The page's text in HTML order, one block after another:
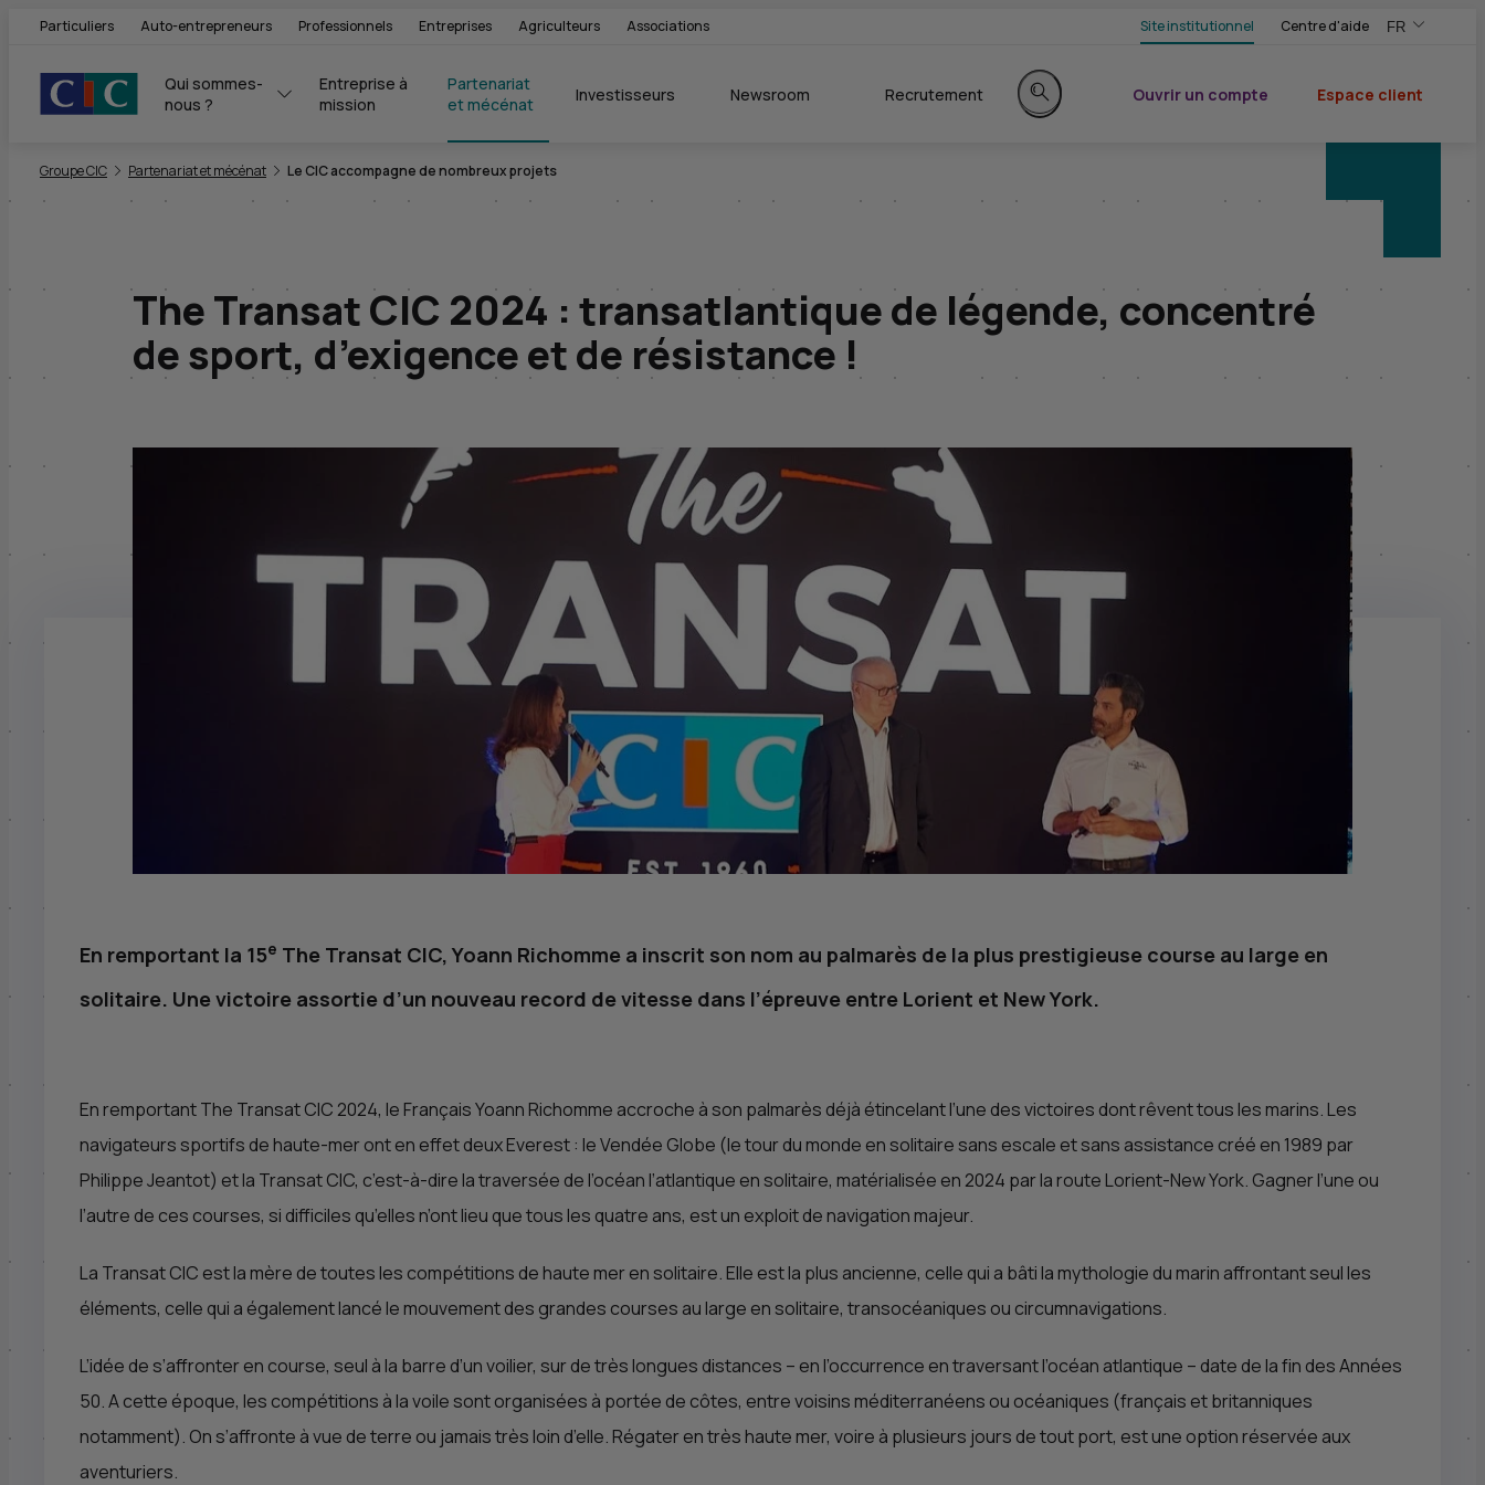
Particuliers Auto-entrepreneurs Professionnels Entreprises Agriculteurs Associations Site institutionnel Centre d'aide FR
,Version
,Changer de
Qui sommes-
nous ?
Entreprise à
mission
Partenariat
et mécénat
Investisseurs Newsroom Recrutement
Rechercher sur le site
Ouvrir un compte
Espace client
Groupe CIC Partenariat et mécénat Le CIC accompagne de nombreux projets
The Transat CIC 2024 : transatlantique de légende, concentré
de sport, d’exigence et de résistance !
En remportant la 15e The Transat CIC, Yoann Richomme a inscrit son nom au palmarès de la plus prestigieuse course au large en
solitaire. Une victoire assortie d’un nouveau record de vitesse dans l’épreuve entre Lorient et New York.
En remportant The TransatCIC 2024, le Français Yoann Richomme accroche à son palmarès déjà étincelant l’une des victoires dont rêvent tous les marins. Les
navigateurs sportifs de haute-mer ont en effet deux Everest : le Vendée Globe (le tour du monde en solitaire sans escale et sans assistance créé en 1989 par
Philippe Jeantot) et la TransatCIC, c’est-à-dire la traversée de l’océan l’atlantique en solitaire, matérialisée en 2024 par la route Lorient-New York. Gagner l’une ou
l’autre de ces courses, si difficiles qu’elles n’ont lieu que tous les quatre ans, est un exploit de navigation majeur.
La TransatCIC est la mère de toutes les compétitions de haute mer en solitaire. Elle est la plus ancienne, celle qui a bâti la mythologie du marin affrontant seul les
éléments, celle qui a également lancé le mouvement des grandes courses au large en solitaire, transocéaniques ou circumnavigations.
L’idée de s’affronter en course, seul à la barre d’un voilier, sur de très longues distances – en l’occurrence en traversant l’océan atlantique – date de la fin des Années
50. A cette époque, les compétitions à la voile sont organisées à portée de côtes, entre voisins méditerranéens ou océaniques (français et britanniques
notamment). On s’affronte à vue de terre ou jamais très loin d’elle. Régater en très haute mer, voire à plusieurs jours de tout port, est une option réservée aux
aventuriers.